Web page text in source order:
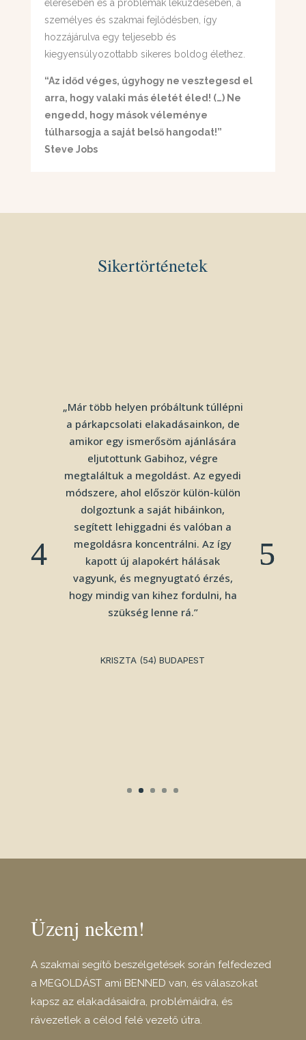
elérésében és a problémák leküzdésében, a
személyes és szakmai fejlődésben, így
hozzájárulva egy teljesebb és
kiegyensúlyozottabb sikeres boldog élethez.
“Az időd véges, úgyhogy ne vesztegesd el
arra, hogy valaki más életét éled! (…) Ne
engedd, hogy mások véleménye
túlharsogja a saját belső hangodat!”
Steve Jobs
Sikertörténetek
„Már több helyen próbáltunk túllépni
a párkapcsolati elakadásainkon, de
amikor egy ismerősöm ajánlására
eljutottunk Gabihoz, végre
megtaláltuk a megoldást. Az egyedi
módszere, ahol először külön-külön
dolgoztunk a saját hibáinkon,
segített lehiggadni és valóban a
megoldásra koncentrálni. Az így
kapott új alapokért hálásak
vagyunk, és megnyugtató érzés,
hogy mindig van kihez fordulni, ha
szükség lenne rá.”
KRISZTA (54) BUDAPEST
Üzenj nekem!
A szakmai segítő beszélgetések során felfedezed
a MEGOLDÁST ami BENNED van, és válaszokat
kapsz az elakadásaidra, problémáidra, és
rávezetlek a célod felé vezető útra.